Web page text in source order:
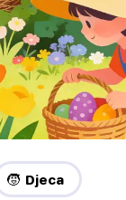
🧒 Djeca